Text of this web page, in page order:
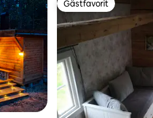
Gästfavorit
Gästfavorit